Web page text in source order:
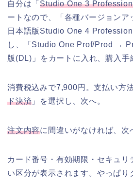
自分は「Studio One 3
ートなので、「各種バージョンア
日本語版Studio One 4
し、「Studio One Prof/Prod →
版(DL)」をカートに入れ、購入手
消費税込みで7,900円。支払い方
ド決済 」を選択し、次へ。
注文内容に間違いがなければ、次
カード番号・有効期限・セキュリ
い区分が表示されます。やっぱり